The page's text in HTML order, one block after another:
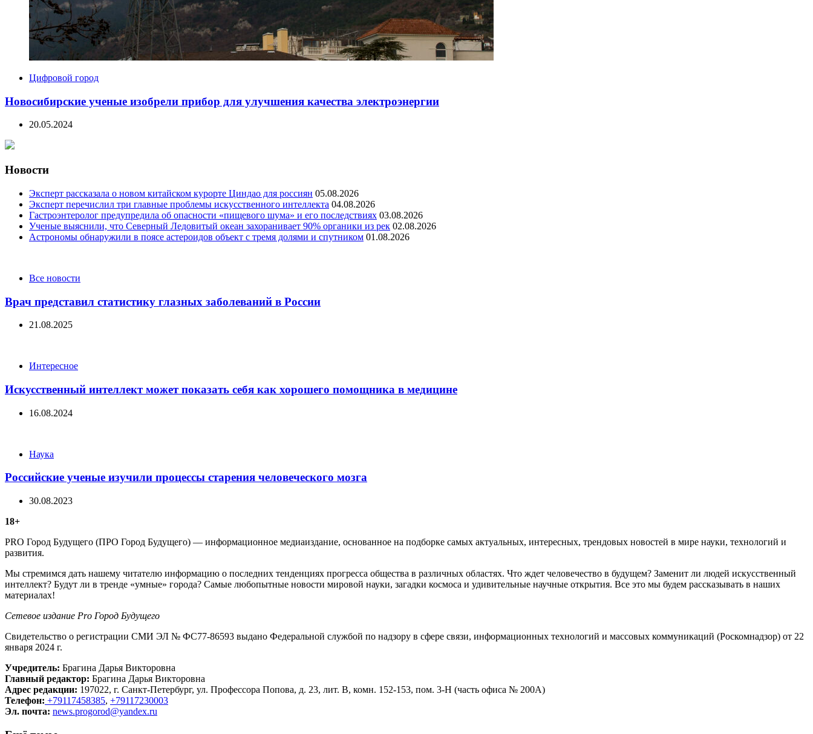
Цифровой город
Новосибирские ученые изобрели прибор для улучшения качества электроэнергии
20.05.2024
Новости
Эксперт рассказала о новом китайском курорте Циндао для россиян 05.08.2026
Эксперт перечислил три главные проблемы искусственного интеллекта 04.08.2026
Гастроэнтеролог предупредила об опасности «пищевого шума» и его последствиях 03.08.2026
Ученые выяснили, что Северный Ледовитый океан захоранивает 90% органики из рек 02.08.2026
Астрономы обнаружили в поясе астероидов объект с тремя долями и спутником 01.08.2026
CategoriesВсе новости
Врач представил статистику глазных заболеваний в России
21.08.2025
CategoriesИнтересное
Искусственный интеллект может показать себя как хорошего помощника в медицине
16.08.2024
Categories
Наука
Российские ученые изучили процессы старения человеческого мозга
30.08.2023
18+
PRO Город Будущего (ПРО Город Будущего) — информационное медиаиздание, основанное на подборке самых актуальных, интересных, трендовых новостей в мире науки, технологий и
развития.
Мы стремимся дать нашему читателю информацию о последних тенденциях прогресса общества в различных областях. Что ждет человечество в будущем? Заменит ли людей искусственный
интеллект? Будут ли в тренде «умные» города? Самые любопытные новости мировой науки, загадки космоса и удивительные научные открытия. Все это мы будем рассказывать в наших
материалах!
Сетевое издание Рrо Город Будущего
Свидетельство о регистрации СМИ ЭЛ № ФС77-86593 выдано Федеральной службой по надзору в сфере связи, информационных технологий и массовых коммуникаций (Роскомнадзор) от 22
января 2024 г.
Учредитель: Брагина Дарья Викторовна
Главный редактор: Брагина Дарья Викторовна
Адрес редакции: 197022, г. Санкт-Петербург, ул. Профессора Попова, д. 23, лит. В, комн. 152-153, пом. 3-Н (часть офиса № 200А)
Телефон: +79117458385, +79117230003
Эл. почта: news.progorod@yandex.ru